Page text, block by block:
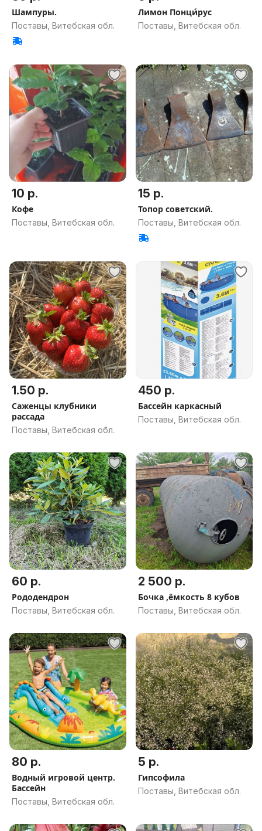
Шампуры.
Поставы, Витебская обл.
Лимон Понци́рус
Поставы, Витебская обл.
10 р.
Кофе
Поставы, Витебская обл.
15 р.
Топор советский.
Поставы, Витебская обл.
1.50 р.
Саженцы клубники
рассада
Поставы, Витебская обл.
450 р.
Бассейн каркасный
Поставы, Витебская обл.
60 р.
Рододендрон
Поставы, Витебская обл.
2 500 р.
Бочка ,ёмкость 8 кубов
Поставы, Витебская обл.
80 р.
Водный игровой центр.
Бассейн
Поставы, Витебская обл.
5 р.
Гипсофила
Поставы, Витебская обл.